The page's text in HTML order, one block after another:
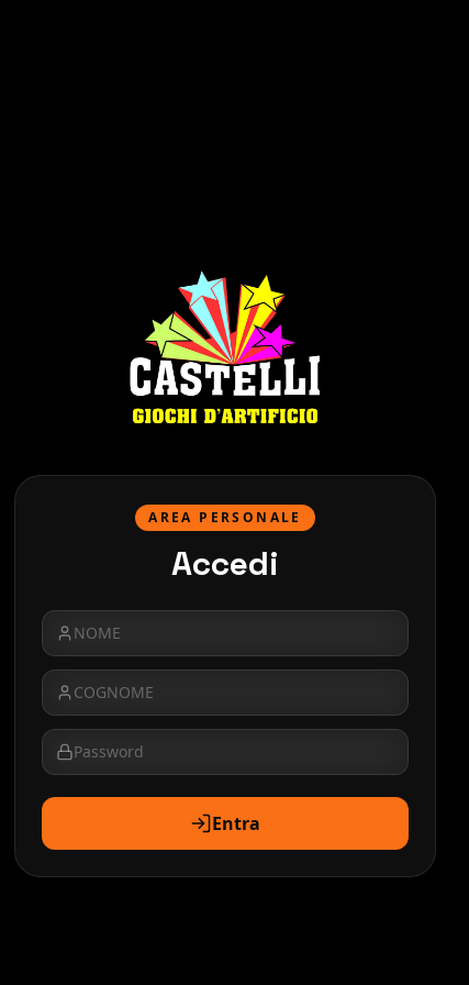
AREA PERSONALE
Accedi
Entra